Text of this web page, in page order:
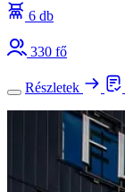
6 db
330 fő
Részletek